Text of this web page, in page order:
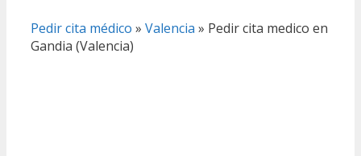
Pedir cita médico » Valencia » Pedir cita medico en
Gandia (Valencia)